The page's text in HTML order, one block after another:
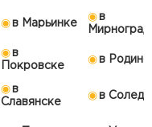
в Марьинке
в
в
Покровске
в
в
Славянске
в